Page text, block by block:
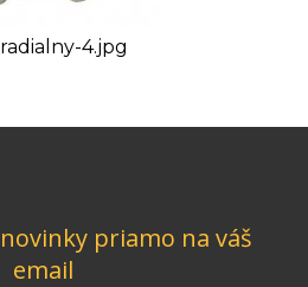
4.jpg
priamo na váš
email